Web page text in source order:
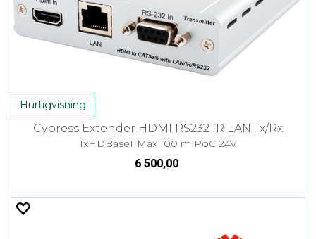
Hurtigvisning
Cypress Extender HDMI RS232 IR LAN Tx/Rx
1xHDBaseT Max 100 m PoC 24V
6 500,00